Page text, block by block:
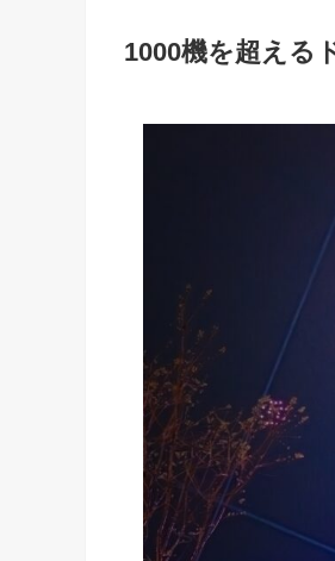
1000機を超える